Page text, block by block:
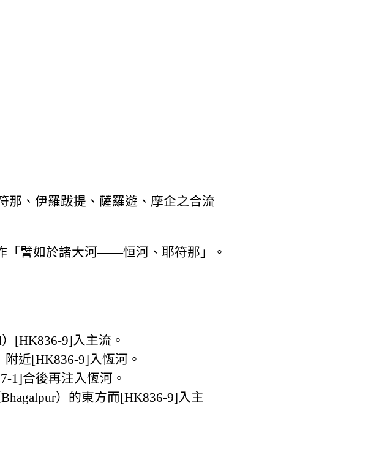
那、伊羅跋提、薩羅遊、摩企之合流
「譬如於諸大河——恒河、耶符那」。
[HK836-9]入主流。
附近[HK836-9]入恆河。
1]合後再注入恆河。
）的東方而[HK836-9]入主